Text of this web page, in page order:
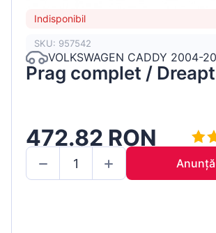
Indisponibil
SKU: 957542
VOLKSWAGEN CADDY 2004-
Prag complet /
472.82 RON